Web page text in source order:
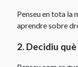
Penseu en tota la
aprendre sobre
2. Decidiu